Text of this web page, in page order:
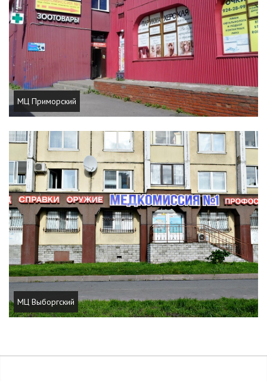
МЦ Приморский
МЦ Выборгский